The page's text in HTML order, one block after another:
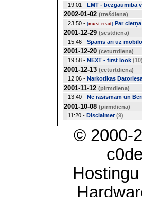
19:01 - LMT - bezgaumība
2002-01-02 (trešdiena)
23:50 - [must read ] Par
2001-12-29 (sestdiena)
15:46 - Spams arī uz mobilo
2001-12-20 (ceturtdiena)
19:58 - NEXT - first look
2001-12-13 (ceturtdiena)
12:06 - Narkotikas
2001-11-12 (pirmdiena)
13:40 - Nē rasismam un
2001-10-08 (pirmdiena)
11:20 - Disclaimer (9)
© 2000-